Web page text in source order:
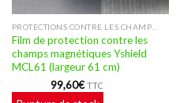
Film de protection contre les
champs magnétiques Yshield
MCL61 (largeur 61 cm)
99,60€ TTC